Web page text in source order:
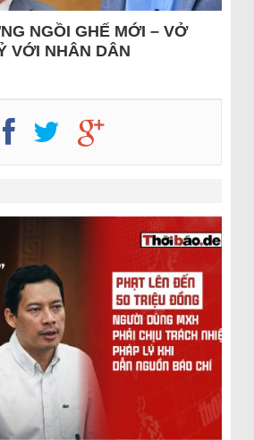
NGỒI GHẾ MỚI – VỞ
VỚI NHÂN DÂN